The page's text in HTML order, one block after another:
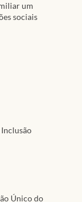
um
sociais
Único do